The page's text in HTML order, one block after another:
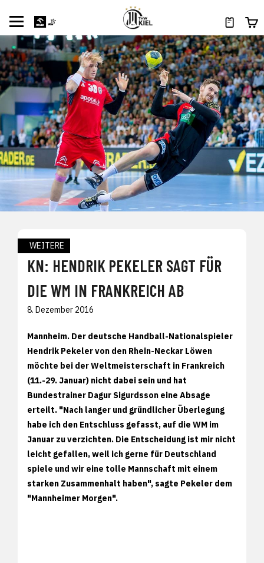
WEITERE
KN: HENDRIK PEKELER SAGT FÜR
DIE WM IN FRANKREICH AB
8. Dezember 2016
Mannheim. Der deutsche Handball-Nationalspieler
Hendrik Pekeler von den Rhein-Neckar Löwen
möchte bei der Weltmeisterschaft in Frankreich
(11.-29. Januar) nicht dabei sein und hat
Bundestrainer Dagur Sigurdsson eine Absage
erteilt. "Nach langer und gründlicher Überlegung
habe ich den Entschluss gefasst, auf die WM im
Januar zu verzichten. Die Entscheidung ist mir nicht
leicht gefallen, weil ich gerne für Deutschland
spiele und wir eine tolle Mannschaft mit einem
starken Zusammenhalt haben", sagte Pekeler dem
"Mannheimer Morgen".